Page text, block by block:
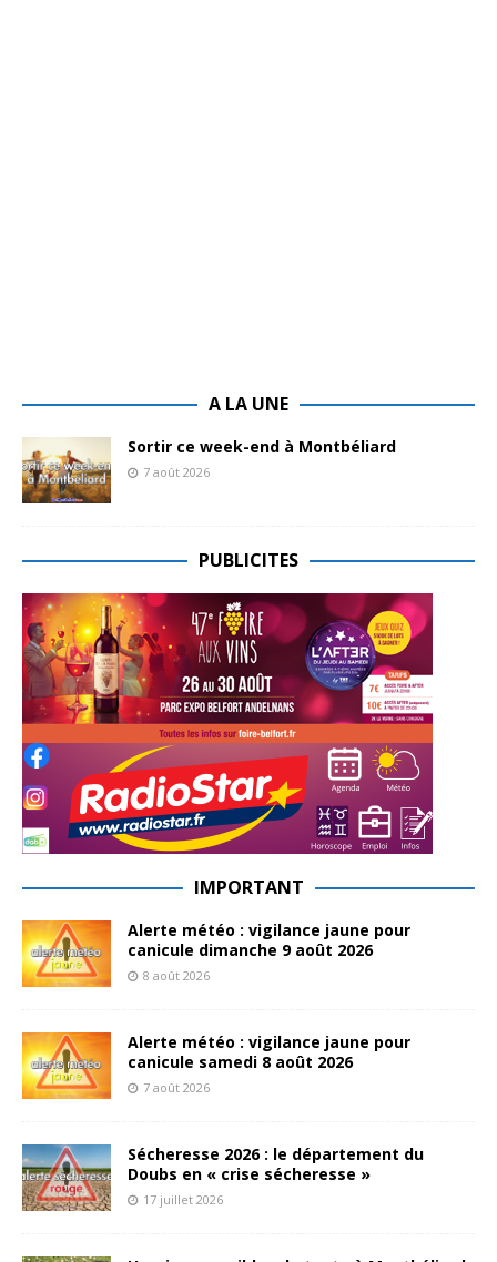
A LA UNE
Sortir ce week-end à Montbéliard
7 août 2026
PUBLICITES
IMPORTANT
Alerte météo : vigilance jaune pour
canicule dimanche 9 août 2026
8 août 2026
Alerte météo : vigilance jaune pour
canicule samedi 8 août 2026
7 août 2026
Sécheresse 2026 : le département du
Doubs en « crise sécheresse »
17 juillet 2026